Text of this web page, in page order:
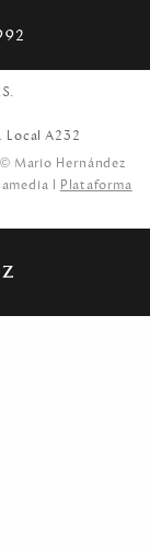
A232
Mario Hernández
l Plataforma